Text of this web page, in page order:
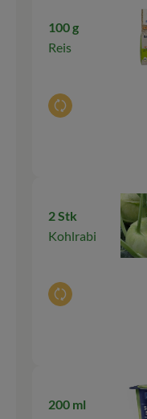
100 g
Reis
Auswahl ändern
2 Stk
Kohlrabi
Auswahl ändern
200 ml